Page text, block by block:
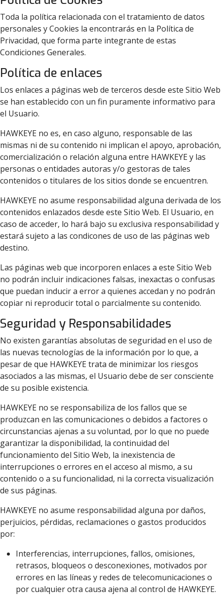
Toda la política relacionada con el tratamiento de datos
personales y Cookies la encontrarás en la Política de
Privacidad, que forma parte integrante de estas
Condiciones Generales.
Política de enlaces
Los enlaces a páginas web de terceros desde este Sitio Web
se han establecido con un fin puramente informativo para
el Usuario.
HAWKEYE no es, en caso alguno, responsable de las
mismas ni de su contenido ni implican el apoyo, aprobación,
comercialización o relación alguna entre HAWKEYE y las
personas o entidades autoras y/o gestoras de tales
contenidos o titulares de los sitios donde se encuentren.
HAWKEYE no asume responsabilidad alguna derivada de los
contenidos enlazados desde este Sitio Web. El Usuario, en
caso de acceder, lo hará bajo su exclusiva responsabilidad y
estará sujeto a las condicones de uso de las páginas web
destino.
Las páginas web que incorporen enlaces a este Sitio Web
no podrán incluir indicaciones falsas, inexactas o confusas
que puedan inducir a error a quienes accedan y no podrán
copiar ni reproducir total o parcialmente su contenido.
Seguridad y Responsabilidades
No existen garantías absolutas de seguridad en el uso de
las nuevas tecnologías de la información por lo que, a
pesar de que HAWKEYE trata de minimizar los riesgos
asociados a las mismas, el Usuario debe de ser consciente
de su posible existencia.
HAWKEYE no se responsabiliza de los fallos que se
produzcan en las comunicaciones o debidos a factores o
circunstancias ajenas a su voluntad, por lo que no puede
garantizar la disponibilidad, la continuidad del
funcionamiento del Sitio Web, la inexistencia de
interrupciones o errores en el acceso al mismo, a su
contenido o a su funcionalidad, ni la correcta visualización
de sus páginas.
HAWKEYE no asume responsabilidad alguna por daños,
perjuicios, pérdidas, reclamaciones o gastos producidos
por:
Interferencias, interrupciones, fallos, omisiones,
retrasos, bloqueos o desconexiones, motivados por
errores en las líneas y redes de telecomunicaciones o
por cualquier otra causa ajena al control de HAWKEYE.